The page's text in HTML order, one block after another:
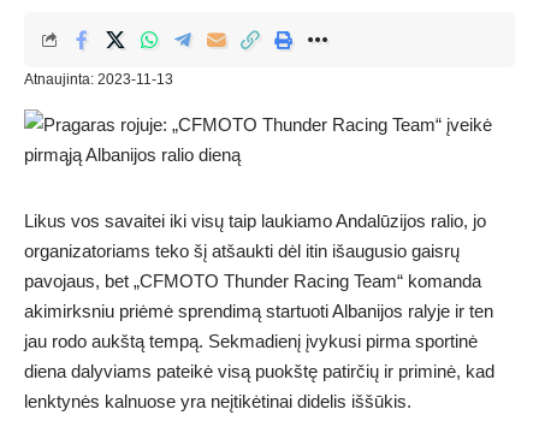
Atnaujinta: 2023-11-13
Likus vos savaitei iki visų taip laukiamo Andalūzijos ralio, jo
organizatoriams teko šį atšaukti dėl itin išaugusio gaisrų
pavojaus, bet „CFMOTO Thunder Racing Team“ komanda
akimirksniu priėmė sprendimą startuoti Albanijos ralyje ir ten
jau rodo aukštą tempą. Sekmadienį įvykusi pirma sportinė
diena dalyviams pateikė visą puokštę patirčių ir priminė, kad
lenktynės kalnuose yra neįtikėtinai didelis iššūkis.